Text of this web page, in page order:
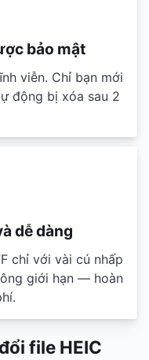
bảo mật
viễn. Chỉ bạn mới
động bị xóa sau 2
dễ dàng
chỉ với vài cú nhấp
giới hạn — hoàn
file HEIC